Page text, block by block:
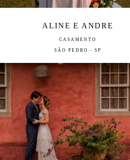
ALINE E ANDRE
CASAMENTO
SÃO PEDRO - SP